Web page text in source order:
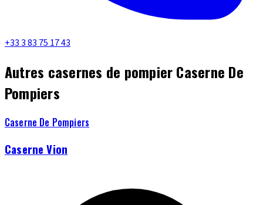
+33 3 83 75 17 43
Autres casernes de pompier Caserne De
Pompiers
Caserne De Pompiers
Caserne Vion